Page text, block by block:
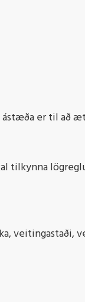
er til að
tilkynna
veitingastaði,